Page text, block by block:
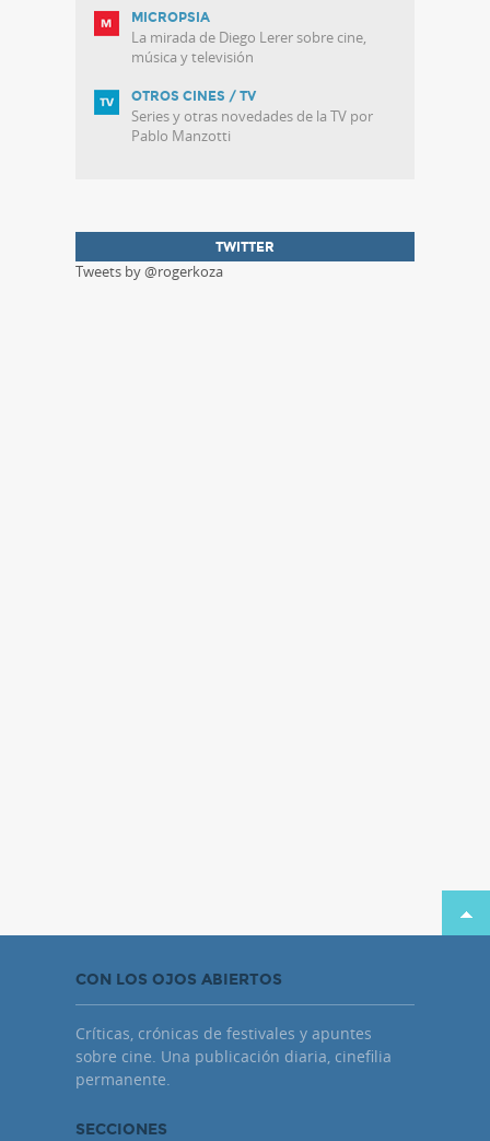
MICROPSIA
La mirada de Diego Lerer sobre cine,
música y televisión
OTROS CINES / TV
Series y otras novedades de la TV por
Pablo Manzotti
TWITTER
Tweets by @rogerkoza
CON LOS OJOS ABIERTOS
Críticas, crónicas de festivales y apuntes
sobre cine. Una publicación diaria, cinefilia
permanente.
SECCIONES